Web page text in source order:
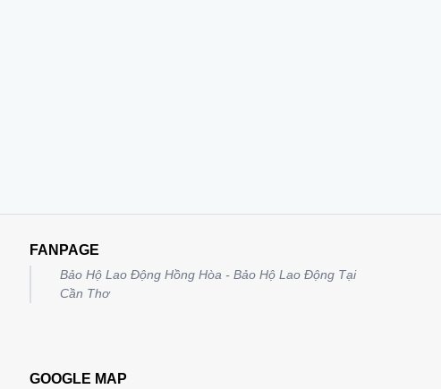
FANPAGE
Bảo Hộ Lao Động Hồng Hòa - Bảo Hộ Lao Động Tại
Cần Thơ
GOOGLE MAP